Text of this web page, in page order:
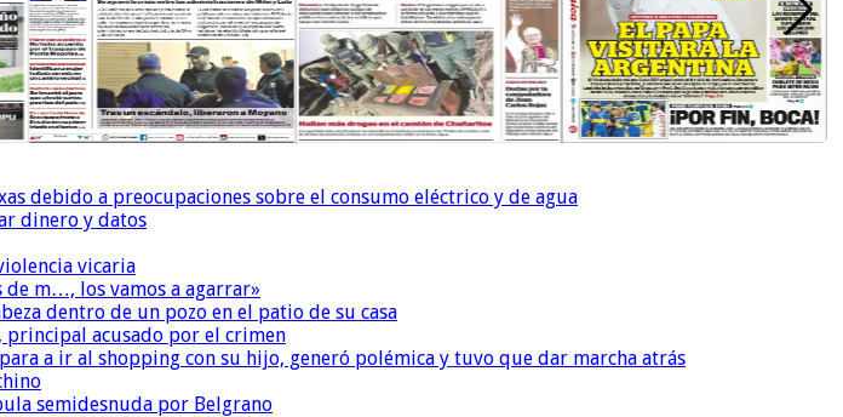
debido a preocupaciones sobre el consumo eléctrico y de agua
dinero y datos
vicaria
de m…, los vamos a agarrar»
dentro de un pozo en el patio de su casa
principal acusado por el crimen
a ir al shopping con su hijo, generó polémica y tuvo que dar marcha atrás
semidesnuda por Belgrano